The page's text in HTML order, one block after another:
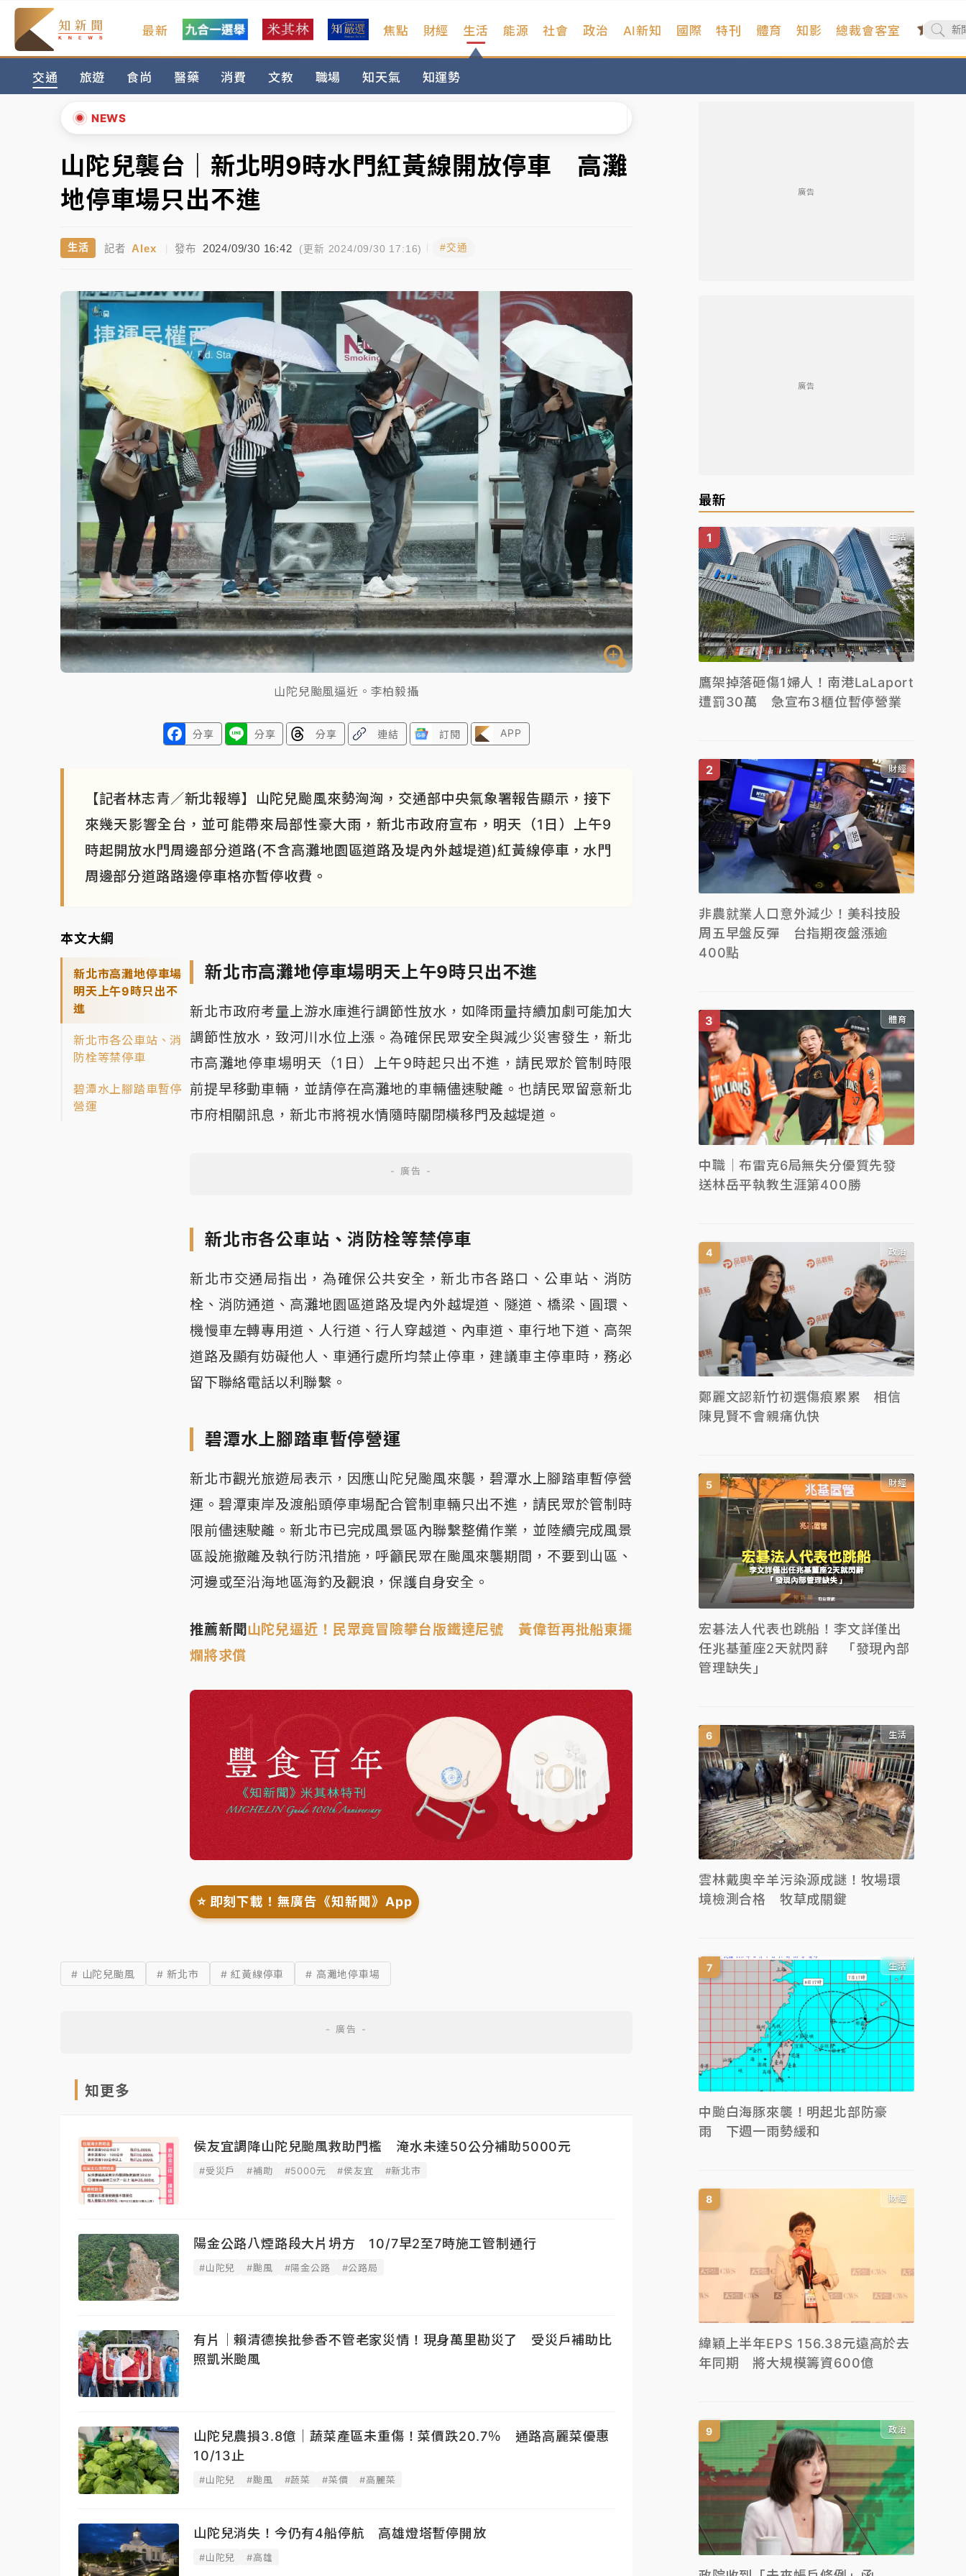
最新 焦點 財經 生活
交通 旅遊 食尚 醫藥 消費 文教 職場 知天氣 知運勢
能源 社會 政治 AI新知 國際 特刊 體育 知影 總裁會客室
NEWS
暑假過三周才推「E宿新北打卡趣」！抽獎程序複雜 觀旅局回應了
中信慈善基金會想增加董事人數！辜仲諒向法院聲請遭駁 理由曝光
故宮《龍藏經》特展第2檔！今線上預約開賣一度塞車 周六起展出延長至晚上7時
台東農業處長涉圖利渡假村！東檢抗告成功 今重開羈押庭
女律師陳昱瑄詐慈濟10億！黃金158kg遭查扣畫面曝光
中信慈善基金會想增加董事人數！辜仲諒向法院聲請遭駁 理由曝光
故宮《龍藏經》特展第2檔！今線上預約開賣一度塞車 周六起展出延長至晚上7時
台東農業處長涉圖利渡假村！東檢抗告成功 今重開羈押庭
父親節泡湯了！中颱白海豚雨彈轟3天 「紅到發紫」降雨熱區曝
▲
▼
山陀兒襲台｜新北明9時水門紅黃線開放停車 高灘
地停車場只出不進
生活 記者 Alex | 發布 2024/09/30 16:42 (更新 2024/09/30 17:16) #交通
山陀兒颱風逼近。李柏毅攝
分享 分享 分享 連結 訂閱 APP
【記者林志青／新北報導】山陀兒颱風來勢洶洶，交通部中央氣象署報告顯示，接下
來幾天影響全台，並可能帶來局部性豪大雨，新北市政府宣布，明天（1日）上午9
時起開放水門周邊部分道路(不含高灘地園區道路及堤內外越堤道)紅黃線停車，水門
周邊部分道路路邊停車格亦暫停收費。
本文大綱
新北市高灘地停車場
明天上午9時只出不
進
新北市各公車站、消
防栓等禁停車
碧潭水上腳踏車暫停
營運
新北市高灘地停車場明天上午9時只出不進
新北市政府考量上游水庫進行調節性放水，如降雨量持續加劇可能加大
調節性放水，致河川水位上漲。為確保民眾安全與減少災害發生，新北
市高灘地停車場明天（1日）上午9時起只出不進，請民眾於管制時限
前提早移動車輛，並請停在高灘地的車輛儘速駛離。也請民眾留意新北
市府相關訊息，新北市將視水情隨時關閉橫移門及越堤道。
新北市各公車站、消防栓等禁停車
新北市交通局指出，為確保公共安全，新北市各路口、公車站、消防
栓、消防通道、高灘地園區道路及堤內外越堤道、隧道、橋梁、圓環、
機慢車左轉專用道、人行道、行人穿越道、內車道、車行地下道、高架
道路及顯有妨礙他人、車通行處所均禁止停車，建議車主停車時，務必
留下聯絡電話以利聯繫。
碧潭水上腳踏車暫停營運
新北市觀光旅遊局表示，因應山陀兒颱風來襲，碧潭水上腳踏車暫停營
運。碧潭東岸及渡船頭停車場配合管制車輛只出不進，請民眾於管制時
限前儘速駛離。新北市已完成風景區內聯繫整備作業，並陸續完成風景
區設施撤離及執行防汛措施，呼籲民眾在颱風來襲期間，不要到山區、
河邊或至沿海地區海釣及觀浪，保護自身安全。
推薦新聞 山陀兒逼近！民眾竟冒險攀台版鐵達尼號 黃偉哲再批船東擺
爛將求償
⭐️ 即刻下載！無廣告《知新聞》App
# 山陀兒颱風 # 新北市 # 紅黃線停車 # 高灘地停車場
知更多
侯友宜調降山陀兒颱風救助門檻 淹水未達50公分補助5000元
#受災戶 #補助 #5000元 #侯友宜 #新北市
陽金公路八煙路段大片坍方 10/7早2至7時施工管制通行
#山陀兒 #颱風 #陽金公路 #公路局
有片｜賴清德挨批參香不管老家災情！現身萬里勘災了 受災戶補助比
照凱米颱風
山陀兒農損3.8億｜蔬菜產區未重傷！菜價跌20.7％ 通路高麗菜優惠
10/13止
#山陀兒 #颱風 #蔬菜 #菜價 #高麗菜
山陀兒消失！今仍有4船停航 高雄燈塔暫停開放
#山陀兒 #高雄
廣告
廣告
最新
生活
鷹架掉落砸傷1婦人！南港LaLaport
遭罰30萬 急宣布3櫃位暫停營業
財經
非農就業人口意外減少！美科技股
周五早盤反彈 台指期夜盤漲逾
400點
體育
中職｜布雷克6局無失分優質先發
送林岳平執教生涯第400勝
政治
鄭麗文認新竹初選傷痕累累 相信
陳見賢不會親痛仇快
財經
宏碁法人代表也跳船！李文詳僅出
任兆基董座2天就閃辭 「發現內部
管理缺失」
生活
雲林戴奧辛羊污染源成謎！牧場環
境檢測合格 牧草成關鍵
生活
中颱白海豚來襲！明起北部防豪
雨 下週一雨勢緩和
財經
緯穎上半年EPS 156.38元遠高於去
年同期 將大規模籌資600億
政治